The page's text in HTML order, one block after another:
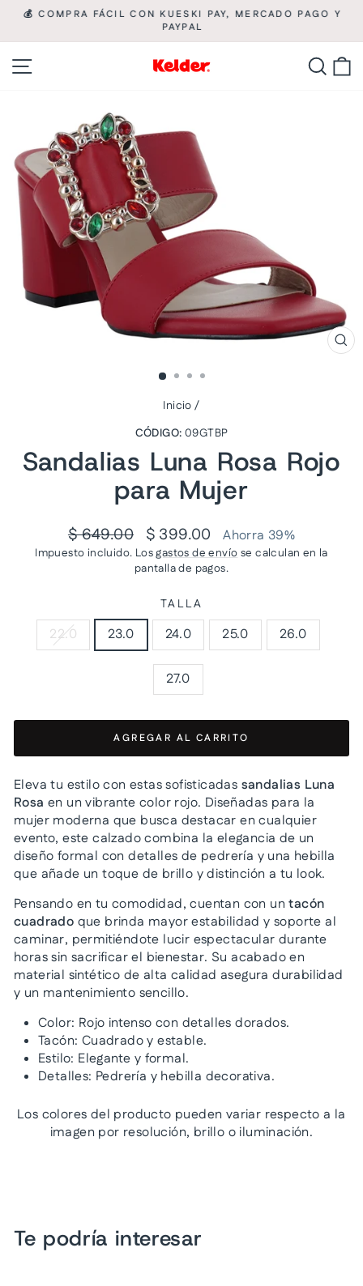
al
contenido
diapositivas
pausa
💰 COMPRA FÁCIL CON KUESKI PAY, MERCADO PAGO Y
PAYPAL
Inicio /
CÓDIGO: 09GTBP
Sandalias Luna Rosa Rojo
para Mujer
Precio
habitual
$ 649.00
Precio
de
oferta
$ 399.00 Ahorra 39%
Impuesto incluido. Losgastos de envío se calculan en la
pantalla de pagos.
TALLA
22.0 23.0 24.0 25.0 26.0
27.0
AGREGAR AL CARRITO
Eleva tu estilo con estas sofisticadas sandalias Luna
Rosa en un vibrante color rojo. Diseñadas para la
mujer moderna que busca destacar en cualquier
evento, este calzado combina la elegancia de un
diseño formal con detalles de pedrería y una hebilla
que añade un toque de brillo y distinción a tu look.
Pensando en tu comodidad, cuentan con untacón
cuadrado que brinda mayor estabilidad y soporte al
caminar, permitiéndote lucir espectacular durante
horas sin sacrificar el bienestar. Su acabado en
material sintético de alta calidad asegura durabilidad
y un mantenimiento sencillo.
Color: Rojo intenso con detalles dorados.
Tacón: Cuadrado y estable.
Estilo: Elegante y formal.
Detalles: Pedrería y hebilla decorativa.
Los colores del producto pueden variar respecto a la
imagen por resolución, brillo o iluminación.
Te podría interesar